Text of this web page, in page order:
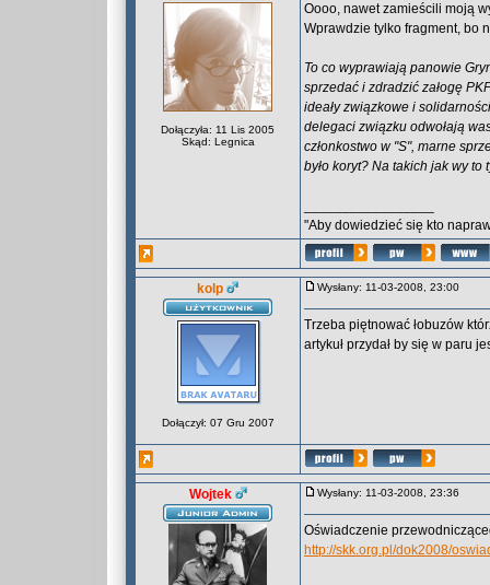
Dołączyła: 11 Lis 2005
Skąd: Legnica
Oooo, nawet zamieścili moją
Wprawdzie tylko fragment, bo
To co wyprawiają panowie
sprzedać i zdradzić załogę
ideały związkowe i
delegaci związku odwołają
członkostwo w "S", marne
było koryt? Na takich jak wy to
"Aby dowiedzieć się kto
kolp
Dołączył: 07 Gru 2007
Wysłany: 11-03-2008, 23:00
Trzeba piętnować łobuzów
artykuł przydał by się w paru
Wojtek Wysłany: 11-03-2008, 23:36
Oświadczenie
http://skk.org.pl/dok2008/